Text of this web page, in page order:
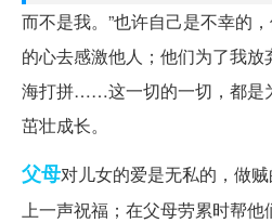
而不是我。”也许自己是不幸的
的心去感激他人；他们为了我
海打拼……这一切的一切，都是
茁壮成长。
父母对儿女的爱是无私的，做
上一声祝福；在父母劳累时帮